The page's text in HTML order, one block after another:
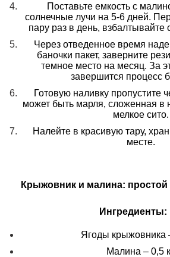
Поставьте емкость с
солнечные лучи на 5-6 дней.
пару раз в день,
Через отведенное время
баночки пакет, заверните
темное место на месяц. За
завершится процесс
Готовую наливку пропустите
может быть марля, сложенная в
мелкое сито.
Налейте в красивую тару,
месте.
Крыжовник и малина: простой
Ингредиенты:
Ягоды крыжовника
Малина – 0,5